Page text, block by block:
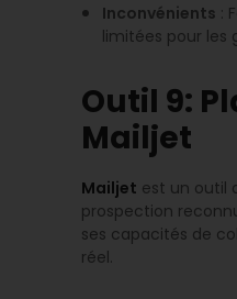
Inconvénients :
limitées pour les
Outil 9:
Mailjet
Mailjet est un outil
prospection
ses capacités de
réel.